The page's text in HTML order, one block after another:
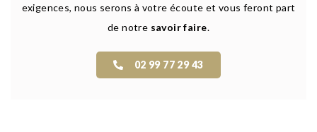
exigences, nous serons à votre écoute et vous feront part
de notre savoir faire.
02 99 77 29 43